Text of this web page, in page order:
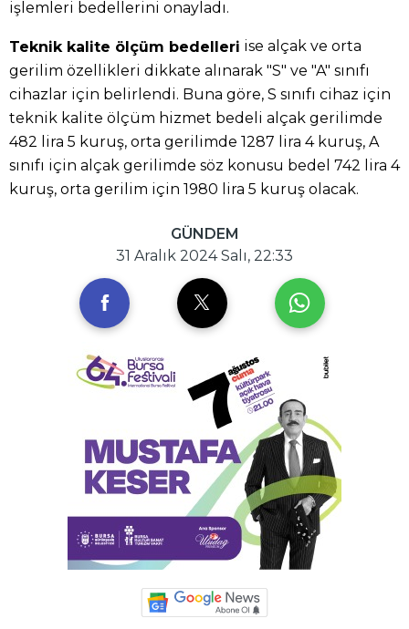
işlemleri bedellerini onayladı.
Teknik kalite ölçüm bedelleri ise alçak ve orta
gerilim özellikleri dikkate alınarak "S" ve "A" sınıfı
cihazlar için belirlendi. Buna göre, S sınıfı cihaz için
teknik kalite ölçüm hizmet bedeli alçak gerilimde
482 lira 5 kuruş, orta gerilimde 1287 lira 4 kuruş, A
sınıfı için alçak gerilimde söz konusu bedel 742 lira 4
kuruş, orta gerilim için 1980 lira 5 kuruş olacak.
GÜNDEM
31 Aralık 2024 Salı, 22:33